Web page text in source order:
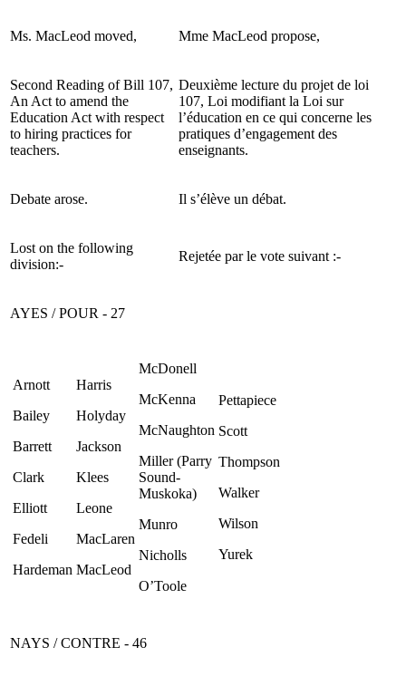
Ms. MacLeod moved, Mme MacLeod propose,
Second Reading of Bill 107,
An Act to amend the
Education Act with respect
to hiring practices for
teachers.
Deuxième lecture du projet de loi
107, Loi modifiant la Loi sur
l’éducation en ce qui concerne les
pratiques d’engagement des
enseignants.
Debate arose. Il s’élève un débat.
Lost on the following
division:-
Rejetée par le vote suivant :-
AYES / POUR - 27
Arnott
Bailey
Barrett
Clark
Elliott
Fedeli
Hardeman
Harris
Holyday
Jackson
Klees
Leone
MacLaren
MacLeod
McDonell
McKenna
McNaughton
Miller (Parry
Sound-
Muskoka)
Munro
Nicholls
O’Toole
Pettapiece
Scott
Thompson
Walker
Wilson
Yurek
NAYS / CONTRE - 46